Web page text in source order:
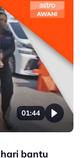
01:44
bantu